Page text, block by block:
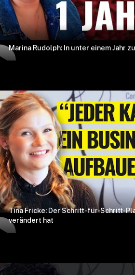
Marina Rudolph: In unter einem Jahr
Tina Fricke: Der Schritt-für-Schritt-
verändert hat